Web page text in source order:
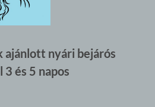
ajánlott nyári bejárós
és 5 napos